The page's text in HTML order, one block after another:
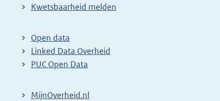
Kwetsbaarheid melden
Open data
Linked Data Overheid
PUC Open Data
MijnOverheid.nl